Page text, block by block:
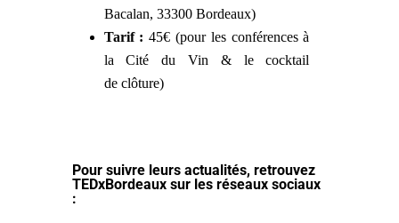
Bacalan, 33300 Bordeaux)
Tarif : 45€ (pour les conférences à
la Cité du Vin & le cocktail
de clôture)
Pour suivre leurs actualités, retrouvez
TEDxBordeaux sur les réseaux sociaux
: